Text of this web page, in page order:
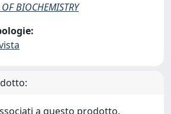
BIOCHEMISTRY
a questo prodotto.